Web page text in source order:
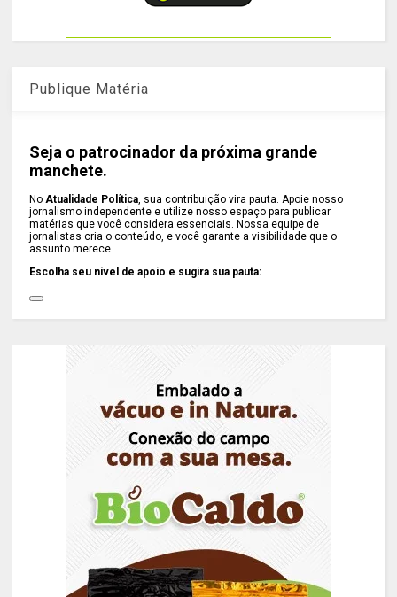
Publique Matéria
Seja o patrocinador da próxima grande
manchete.
NoAtualidade Política, sua contribuição vira pauta. Apoie nosso
jornalismo independente e utilize nosso espaço para publicar
matérias que você considera essenciais. Nossa equipe de
jornalistas cria o conteúdo, e você garante a visibilidade que o
assunto merece.
Escolha seu nível de apoio e sugira sua pauta: